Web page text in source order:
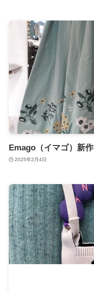
Emago（イマゴ）新作
2025年2月4日